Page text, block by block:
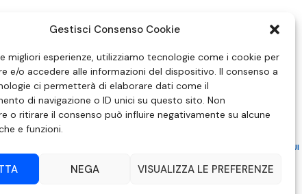
Gestisci Consenso Cookie
migliori esperienze, utilizziamo tecnologie come i cookie per
e/o accedere alle informazioni del dispositivo. Il consenso a
ci permetterà di elaborare dati come il
di navigazione o ID unici su questo sito. Non
o ritirare il consenso può influire negativamente su alcune
e funzioni.
NEGA VISUALIZZA LE PREFERENZE
IN MATERIA DI ATTUAZIONE DEL PRINCIPIO DEL PLURALISMO, DI CUI
2003, N. 313
(RG) | P.Iva 00857190888.